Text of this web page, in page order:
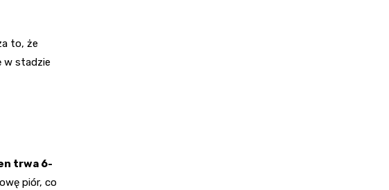
to, że
w stadzie
trwa 6-
piór, co